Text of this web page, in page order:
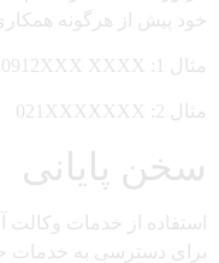
خود پیش از هرگونه
مثال 1: 0912XXX XXXX
مثال 2: 021XXXXXXX
سخن پایانی
استفاده از خدمات وکالت
برای دسترسی به خدمات